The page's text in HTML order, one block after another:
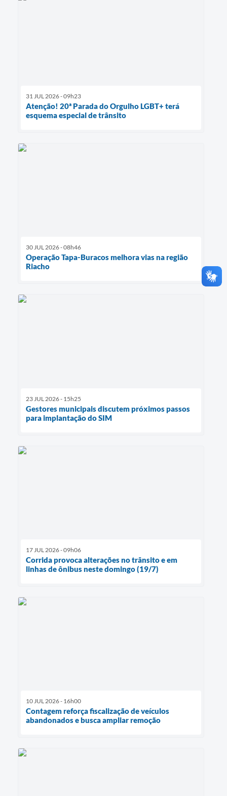
31 JUL 2026 - 09h23
Atenção! 20ª Parada do Orgulho LGBT+ terá
esquema especial de trânsito
30 JUL 2026 - 08h46
Operação Tapa-Buracos melhora vias na região
Riacho
23 JUL 2026 - 15h25
Gestores municipais discutem próximos passos
para implantação do SIM
17 JUL 2026 - 09h06
Corrida provoca alterações no trânsito e em
linhas de ônibus neste domingo (19/7)
10 JUL 2026 - 16h00
Contagem reforça fiscalização de veículos
abandonados e busca ampliar remoção